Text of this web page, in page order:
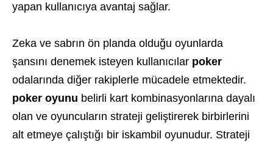
yapan kullanıcıya avantaj sağlar.
Zeka ve sabrın ön planda olduğu oyunlarda
şansını denemek isteyen kullanıcılar poker
odalarında diğer rakiplerle mücadele etmektedir.
poker oyunu belirli kart kombinasyonlarına dayalı
olan ve oyuncuların strateji geliştirerek birbirlerini
alt etmeye çalıştığı bir iskambil oyunudur. Strateji